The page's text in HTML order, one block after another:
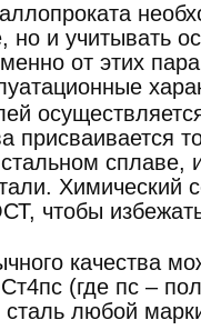
но и учитывать
от этих
присваивается
сплаве,
Химический
чтобы
качества
(где пс –
сталь любой